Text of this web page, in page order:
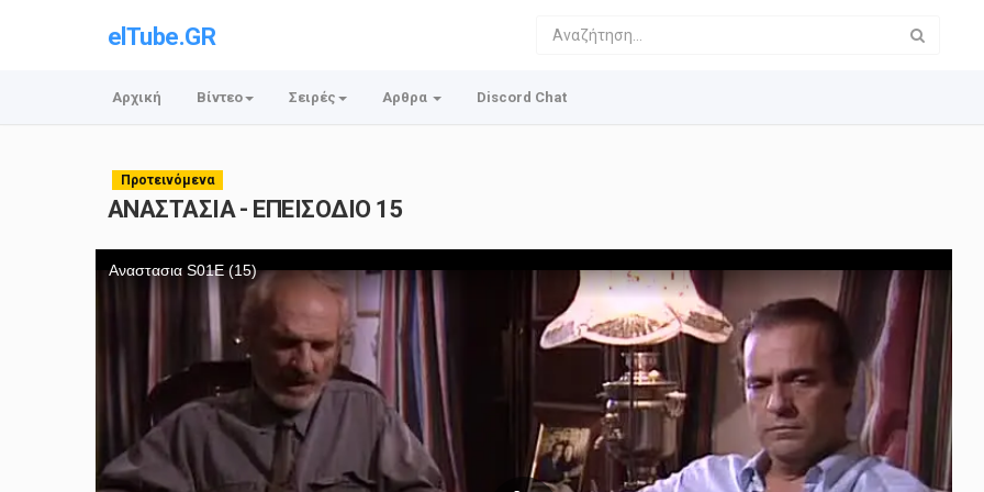
elTube.GR
Αρχική Βίντεο Σειρές Αρθρα Discord Chat
Προτεινόμενα
ΑΝΑΣΤΑΣΙΑ - ΕΠΕΙΣΟΔΙΟ 15